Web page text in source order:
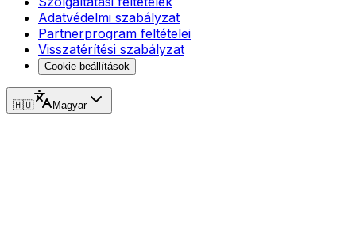
Adatvédelmi szabályzat
Partnerprogram feltételei
Visszatérítési szabályzat
Cookie-beállítások
🇭🇺 Magyar